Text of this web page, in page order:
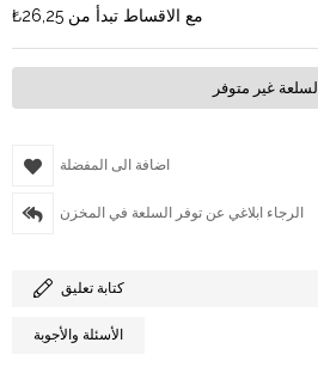
₺26,25 مع الاقساط تبدأ من
السلعة غير متوفر
اضافة الى المفضلة
الرجاء ابلاغي عن توفر السلعة في المخزن
كتابة تعليق
الأسئلة والأجوبة